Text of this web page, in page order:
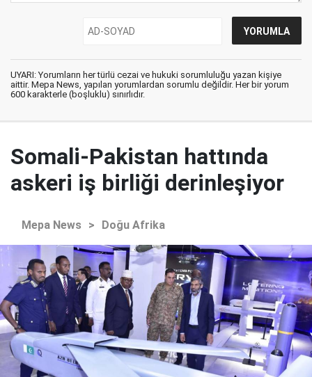
UYARI: Yorumların her türlü cezai ve hukuki sorumluluğu yazan kişiye
aittir. Mepa News, yapılan yorumlardan sorumlu değildir. Her bir yorum
600 karakterle (boşluklu) sınırlıdır.
Somali-Pakistan hattında
askeri iş birliği derinleşiyor
Mepa News > Doğu Afrika